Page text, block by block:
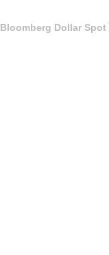
Bloomberg Dollar Spot